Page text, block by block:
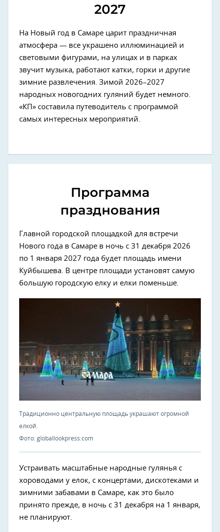
2027
На Новый год в Самаре царит праздничная
атмосфера — все украшено иллюминацией и
световыми фигурами, на улицах и в парках
звучит музыка, работают катки, горки и другие
зимние развлечения. Зимой 2026–2027
народных новогодних гуляний будет немного.
«КП» составила путеводитель с программой
самых интересных мероприятий.
Программа
празднования
Главной городской площадкой для встречи
Нового года в Самаре в ночь с 31 декабря 2026
по 1 января 2027 года будет площадь имени
Куйбышева. В центре площади установят самую
большую городскую елку и елки поменьше.
Традиционно центральную площадь украшают огромной
елкой.
Фото: globallookpress.com
Устраивать масштабные народные гулянья с
хороводами у елок, с концертами, дискотеками и
зимними забавами в Самаре, как это было
принято прежде, в ночь с 31 декабря на 1 января,
не планируют.